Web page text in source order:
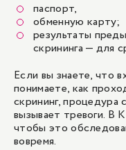
паспорт,
обменную карту;
результаты
скрининга — для
Если вы знаете, что
понимаете, как
скрининг, процедура
вызывает тревоги. В
чтобы это
вовремя.